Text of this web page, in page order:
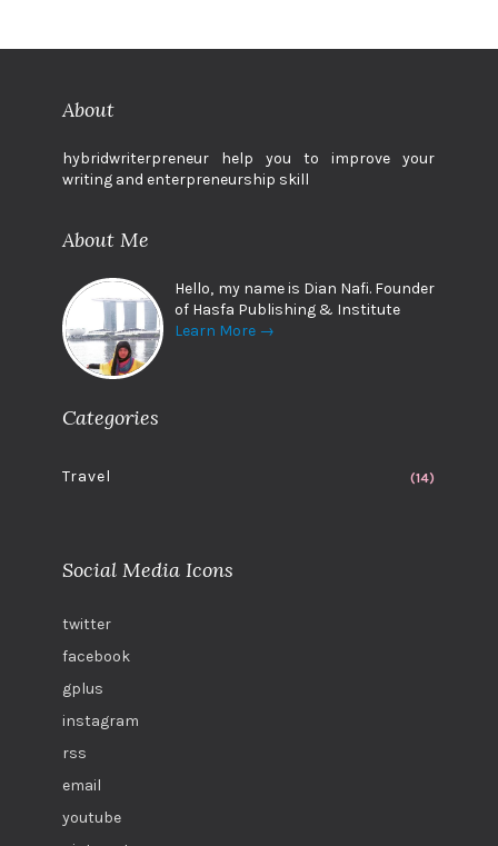
About
hybridwriterpreneur help you to improve your
writing and enterpreneurship skill
About Me
Hello, my name is Dian Nafi. Founder
of Hasfa Publishing & Institute
Learn More →
Categories
Travel (14)
Social Media Icons
twitter
facebook
gplus
instagram
rss
email
youtube